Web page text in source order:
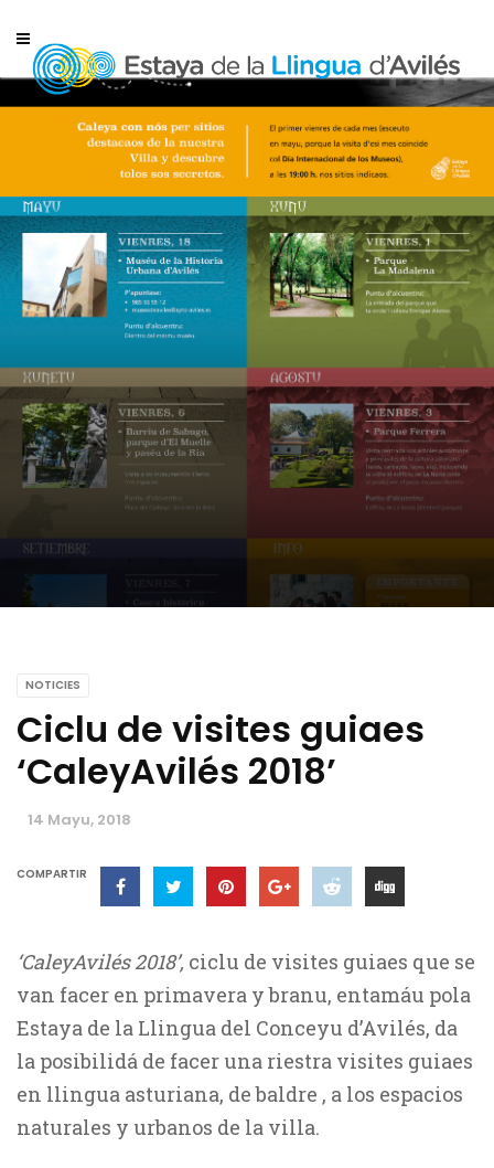
NOTICIES
Ciclu de visites guiaes
‘CaleyAvilés 2018’
14 Mayu, 2018
COMPARTIR
‘CaleyAvilés 2018’, ciclu de visites guiaes que se
van facer en primavera y branu, entamáu pola
Estaya de la Llingua del Conceyu d’Avilés, da
la posibilidá de facer una riestra visites guiaes
en llingua asturiana, de baldre , a los espacios
naturales y urbanos de la villa.